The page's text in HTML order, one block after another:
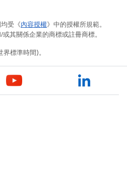
受《內容授權》中的授權所規範。
其關係企業的商標或註冊商標。
標準時間)。